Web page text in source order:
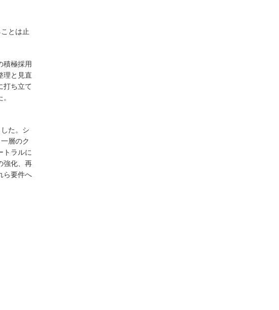
とは止
積極採用
理と見直
打ち立て
た。シ
層のク
トラルに
強化、再
ら要件へ